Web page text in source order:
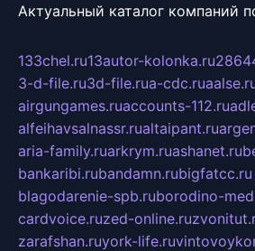
Актуальный каталог компаний
133chel.ru13autor-kolonka.ru
3-d-file.ru3d-file.rua-cdc.ru
airgungames.ruaccounts-112.ru
alfeihavsalnassr.rualtaipant.ru
aria-family.ruarkrym.ruashanet.ru
bankaribi.rubandamn.rubigfatcc.ru
blagodarenie-spb.ruborodino-
cardvoice.ruzed-online.ru
zarafshan.ruyork-life.ru